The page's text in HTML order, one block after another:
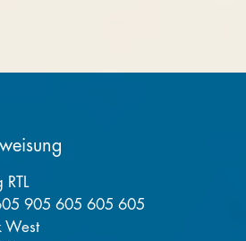
905 605 605 605
West